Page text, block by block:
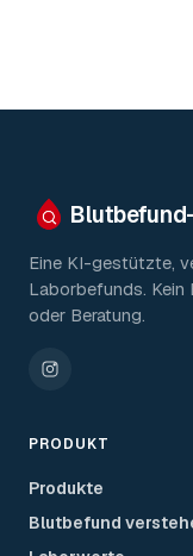
Eine KI-gestützte,
Laborbefunds.
oder Beratung.
PRODUKT
Produkte
Blutbefund